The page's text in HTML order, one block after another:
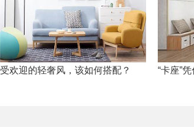
受欢迎的轻奢风，该如何搭配？ “卡座”